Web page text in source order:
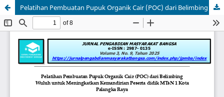
Pelatihan Pembuatan Pupuk Organik Cair (POC) dari Belimbing Wuluh untuk Meningkatkan Kemandirian Peserta didik MTsN 1 Kota Palangka Raya